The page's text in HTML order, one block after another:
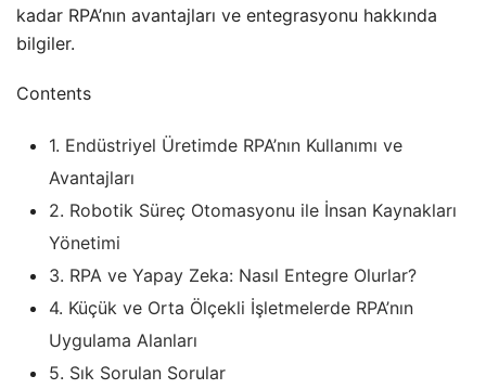
kadar RPA’nın avantajları ve entegrasyonu hakkında
bilgiler.
Contents
1. Endüstriyel Üretimde RPA’nın Kullanımı ve
Avantajları
2. Robotik Süreç Otomasyonu ile İnsan Kaynakları
Yönetimi
3. RPA ve Yapay Zeka: Nasıl Entegre Olurlar?
4. Küçük ve Orta Ölçekli İşletmelerde RPA’nın
Uygulama Alanları
5. Sık Sorulan Sorular